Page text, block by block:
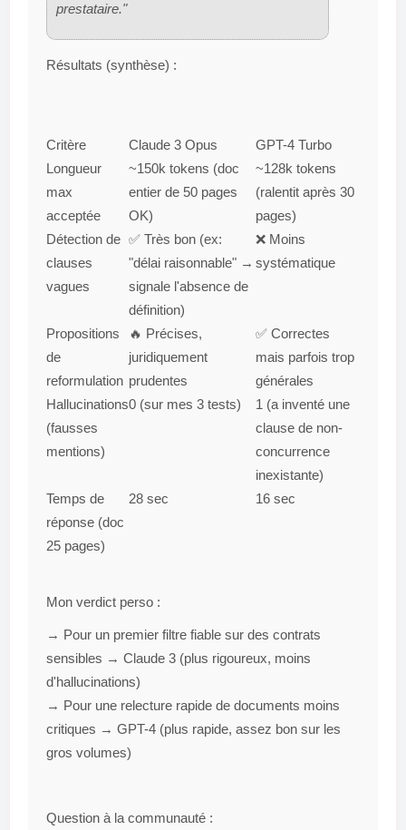
prestataire."
Résultats (synthèse) :
Critère Claude 3 Opus
GPT-4 Turbo
Longueur
max
acceptée
~150k tokens (doc
entier de 50 pages
OK)
~128k tokens
(ralentit après 30
pages)
Détection de
clauses
vagues
✅ Très bon (ex:
"délai raisonnable" →
signale l'absence de
définition)
❌ Moins
systématique
Propositions
de
reformulation
🔥 Précises,
juridiquement
prudentes
✅ Correctes
mais parfois trop
générales
Hallucinations
(fausses
mentions)
0 (sur mes 3 tests)
1 (a inventé une
clause de non-
concurrence
inexistante)
Temps de
réponse (doc
25 pages)
28 sec 16 sec
Mon verdict perso :
→ Pour un premier filtre fiable sur des contrats
sensibles → Claude 3 (plus rigoureux, moins
d'hallucinations)
→ Pour une relecture rapide de documents moins
critiques → GPT-4 (plus rapide, assez bon sur les
gros volumes)
Question à la communauté :